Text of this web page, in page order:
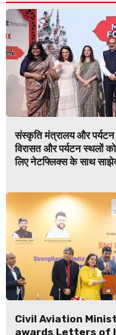
संस्कृति मंत्रालय और
विरासत और पर्यटन स्थलों
लिए नेटफ्लिक्स के साथ
Civil Aviation
awards Letters of